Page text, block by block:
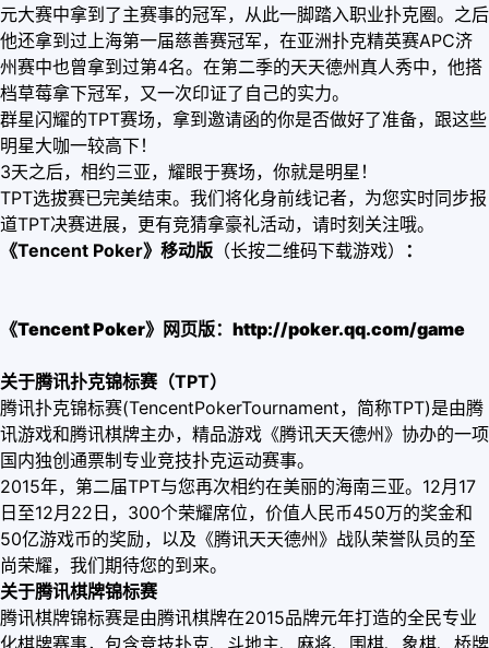
元大赛中拿到了主赛事的冠军，从此一脚踏入职业扑克圈。之后
他还拿到过上海第一届慈善赛冠军，在亚洲扑克精英赛APC济
州赛中也曾拿到过第4名。在第二季的天天德州真人秀中，他搭
档草莓拿下冠军，又一次印证了自己的实力。
群星闪耀的TPT赛场，拿到邀请函的你是否做好了准备，跟这些
明星大咖一较高下！
3天之后，相约三亚，耀眼于赛场，你就是明星！
TPT选拔赛已完美结束。我们将化身前线记者，为您实时同步报
道TPT决赛进展，更有竞猜拿豪礼活动，请时刻关注哦。
《Tencent Poker》移动版 （长按二维码下载游戏） ：
《Tencent Poker》 网页版：http://poker.qq.com/game
关于腾讯扑克锦标赛（TPT）
腾讯扑克锦标赛(TencentPokerTournament，简称TPT)是由腾
讯游戏和腾讯棋牌主办，精品游戏《腾讯天天德州》协办的一项
国内独创通票制专业竞技扑克运动赛事。
2015年，第二届TPT与您再次相约在美丽的海南三亚。12月17
日至12月22日，300个荣耀席位，价值人民币450万的奖金和
50亿游戏币的奖励，以及《腾讯天天德州》战队荣誉队员的至
尚荣耀，我们期待您的到来。
关于腾讯棋牌锦标赛
腾讯棋牌锦标赛是由腾讯棋牌在2015品牌元年打造的全民专业
化棋牌赛事，包含竞技扑克、斗地主、麻将、围棋、象棋、桥牌